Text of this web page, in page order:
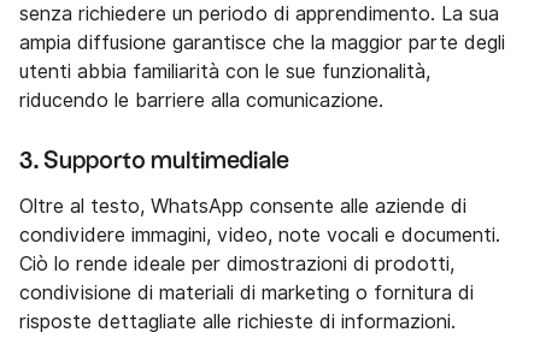
senza richiedere un periodo di apprendimento. La sua
ampia diffusione garantisce che la maggior parte degli
utenti abbia familiarità con le sue funzionalità,
riducendo le barriere alla comunicazione.
3. Supporto multimediale
Oltre al testo, WhatsApp consente alle aziende di
condividere immagini, video, note vocali e documenti.
Ciò lo rende ideale per dimostrazioni di prodotti,
condivisione di materiali di marketing o fornitura di
risposte dettagliate alle richieste di informazioni.